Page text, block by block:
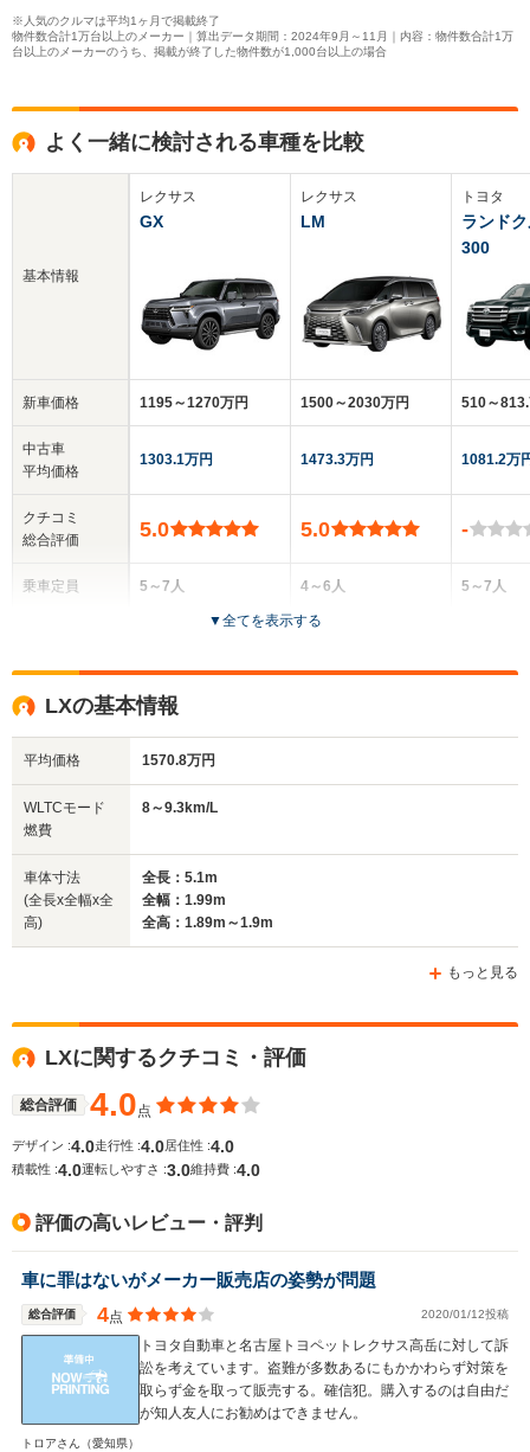
※人気のクルマは平均1ヶ月で掲載終了
物件数合計1万台以上のメーカー｜算出データ期間：2024年9月～11月｜内容：物件数合計1万
台以上のメーカーのうち、掲載が終了した物件数が1,000台以上の場合
よく一緒に検討される車種を比較
基本情報
新車価格
中古車
平均価格
クチコミ
総合評価
乗車定員
サイズ
(全長x全幅x全高)
WLTCモード
燃費
レクサス
GX
1195～1270万円
1303.1万円
5.0
5～7人
全高
1.92m～1.93m
全幅
1.98m～2m
8.1km/L
└市街地:5.6km/L
└郊外:8.4km/L
└高速道路:9.8km/L
レクサス
LM
1500～2030万円
1473.3万円
5.0
4～6人
5ドア
11.7km/L
トヨタ
ランド
300
510～
1081.2万
-
5～7人
7.9～
▼全てを表示する
LXの基本情報
平均価格 1570.8万円
WLTCモード
燃費
8～9.3km/L
車体寸法
(全長x全幅x全
高)
全長：5.1m
全幅：1.99m
全高：1.89m～1.9m
もっと見る
LXに関するクチコミ・評価
総合評価 4.0点
デザイン :4.0走行性 :4.0 居住性 :4.0
積載性 :4.0運転しやすさ :3.0維持費 :4.0
評価の高いレビュー・評判
車に罪はないがメーカー販売店の姿勢が問題
総合評価 4点 2020/01/12投稿
トヨタ自動車と名古屋トヨペットレクサス高岳に対して訴
訟を考えています。盗難が多数あるにもかかわらず対策を
取らず金を取って販売する。確信犯。購入するのは自由だ
が知人友人にお勧めはできません。
トロアさん （愛知県）